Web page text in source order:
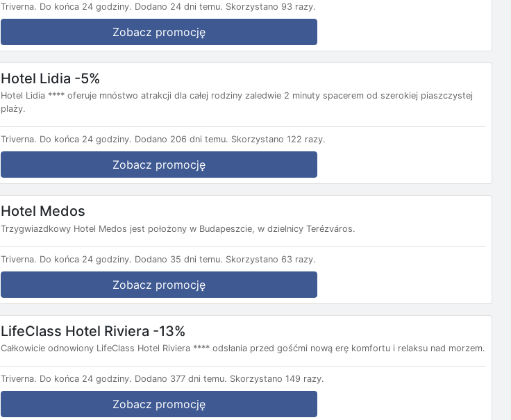
Triverna. Do końca 24 godziny. Dodano 24 dni temu. Skorzystano 93 razy.
Zobacz promocję
Hotel Lidia -5%
Hotel Lidia **** oferuje mnóstwo atrakcji dla całej rodziny zaledwie 2 minuty spacerem od szerokiej piaszczystej
plaży.
Triverna. Do końca 24 godziny. Dodano 206 dni temu. Skorzystano 122 razy.
Zobacz promocję
Hotel Medos
Trzygwiazdkowy Hotel Medos jest położony w Budapeszcie, w dzielnicy Terézváros.
Triverna. Do końca 24 godziny. Dodano 35 dni temu. Skorzystano 63 razy.
Zobacz promocję
LifeClass Hotel Riviera -13%
Całkowicie odnowiony LifeClass Hotel Riviera **** odsłania przed gośćmi nową erę komfortu i relaksu nad morzem.
Triverna. Do końca 24 godziny. Dodano 377 dni temu. Skorzystano 149 razy.
Zobacz promocję